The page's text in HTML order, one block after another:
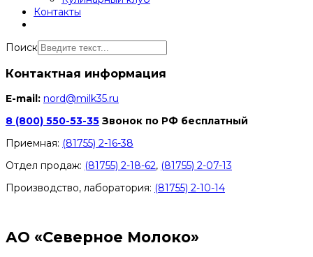
Контакты
Поиск
Контактная информация
E-mail: nord@milk35.ru
8 (800) 550-53-35 Звонок по РФ бесплатный
Приемная: (81755) 2-16-38
Отдел продаж: (81755) 2-18-62, (81755) 2-07-13
Производство, лаборатория: (81755) 2-10-14
АО «Северное Молоко»